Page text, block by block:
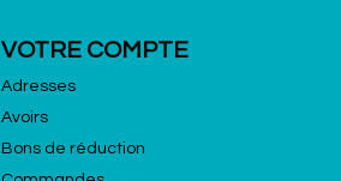
VOTRE COMPTE
Adresses
Avoirs
Bons de réduction